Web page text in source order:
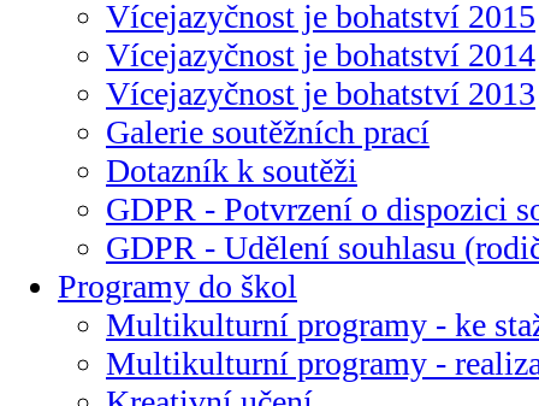
Vícejazyčnost je bohatství 2015
Vícejazyčnost je bohatství 2014
Vícejazyčnost je bohatství 2013
Galerie soutěžních prací
Dotazník k soutěži
GDPR - Potvrzení o dispozici
GDPR - Udělení souhlasu
Programy do škol
Multikulturní programy - ke
Multikulturní programy -